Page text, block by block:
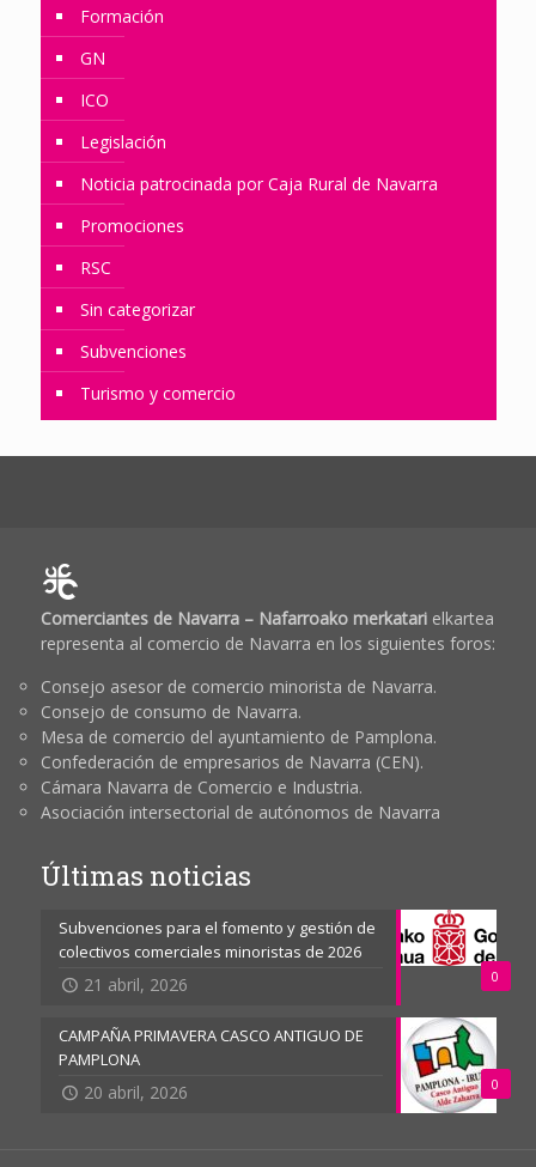
Formación
GN
ICO
Legislación
Noticia patrocinada por Caja Rural de Navarra
Promociones
RSC
Sin categorizar
Subvenciones
Turismo y comercio
Comerciantes de Navarra – Nafarroako merkatarielkartea
representa al comercio de Navarra en los siguientes foros:
Consejo asesor de comercio minorista de Navarra.
Consejo de consumo de Navarra.
Mesa de comercio del ayuntamiento de Pamplona.
Confederación de empresarios de Navarra (CEN).
Cámara Navarra de Comercio e Industria.
Asociación intersectorial de autónomos de Navarra
Últimas noticias
0
Subvenciones para el fomento y gestión de
colectivos comerciales minoristas de 2026
21 abril, 2026
0
CAMPAÑA PRIMAVERA CASCO ANTIGUO DE
PAMPLONA
20 abril, 2026